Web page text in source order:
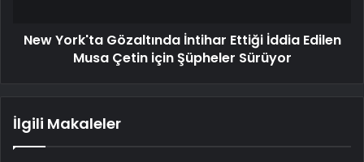
New York'ta Gözaltında İntihar Ettiği İddia Edilen
Musa Çetin için Şüpheler Sürüyor
İlgili Makaleler